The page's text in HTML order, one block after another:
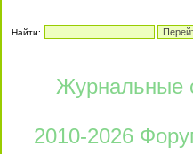
Найти:
Журнальные
2010-2026